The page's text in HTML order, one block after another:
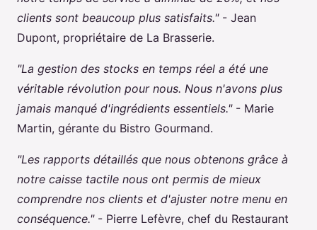
clients sont beaucoup plus satisfaits."- Jean
Dupont, propriétaire de La Brasserie.
"La gestion des stocks en temps réel a été une
véritable révolution pour nous. Nous n'avons plus
jamais manqué d'ingrédients essentiels."- Marie
Martin, gérante du Bistro Gourmand.
"Les rapports détaillés que nous obtenons grâce à
notre caisse tactile nous ont permis de mieux
comprendre nos clients et d'ajuster notre menu en
conséquence."- Pierre Lefèvre, chef du Restaurant